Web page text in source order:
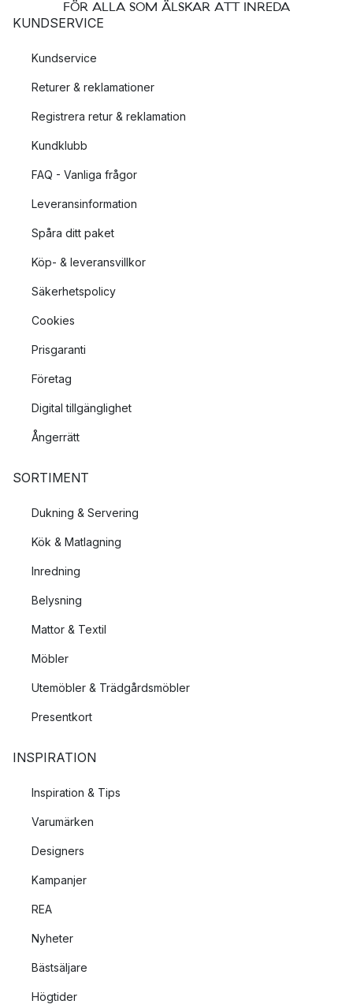
FÖR ALLA SOM ÄLSKAR ATT INREDA
KUNDSERVICE
Kundservice
Returer & reklamationer
Registrera retur & reklamation
Kundklubb
FAQ - Vanliga frågor
Leveransinformation
Spåra ditt paket
Köp- & leveransvillkor
Säkerhetspolicy
Cookies
Prisgaranti
Företag
Digital tillgänglighet
Ångerrätt
SORTIMENT
Dukning & Servering
Kök & Matlagning
Inredning
Belysning
Mattor & Textil
Möbler
Utemöbler & Trädgårdsmöbler
Presentkort
INSPIRATION
Inspiration & Tips
Varumärken
Designers
Kampanjer
REA
Nyheter
Bästsäljare
Högtider